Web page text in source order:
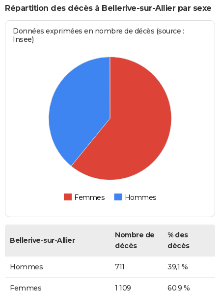
Répartition des décès à Bellerive-sur-Allier par sexe
Données exprimées en nombre de décès (source :
Insee)
Femmes Hommes
Bellerive-sur-Allier
Nombre de
décès
% des
décès
Hommes 711 39,1 %
Femmes 1 109 60,9 %